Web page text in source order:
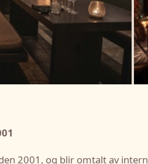
2001, og blir omtalt av